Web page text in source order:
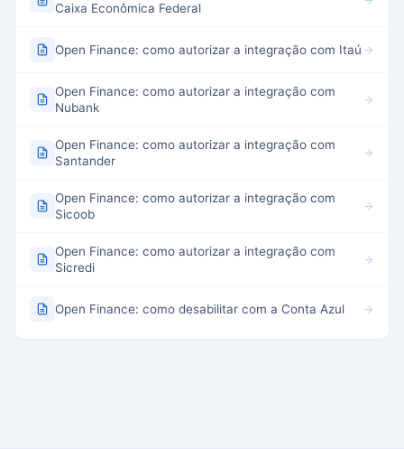
Caixa Econômica Federal
Open Finance: como autorizar a integração com Itaú
Open Finance: como autorizar a integração com
Nubank
Open Finance: como autorizar a integração com
Santander
Open Finance: como autorizar a integração com
Sicoob
Open Finance: como autorizar a integração com
Sicredi
Open Finance: como desabilitar com a Conta Azul